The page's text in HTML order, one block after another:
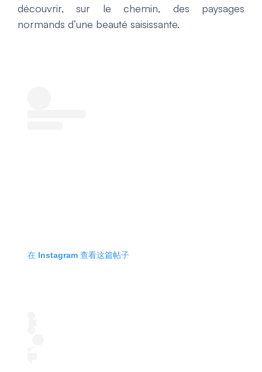
découvrir, sur le chemin, des paysages
normands d’une beauté saisissante.
在 Instagram 查看这篇帖子